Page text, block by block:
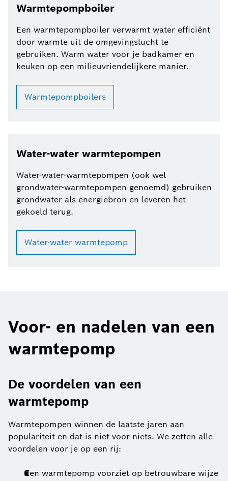
Warmtepompboiler
Een warmtepompboiler verwarmt water efficiënt
door warmte uit de omgevingslucht te
gebruiken. Warm water voor je badkamer en
keuken op een milieuvriendelijkere manier.
Warmtepompboilers
Water-water warmtepompen
Water-water-warmtepompen (ook wel
grondwater-warmtepompen genoemd) gebruiken
grondwater als energiebron en leveren het
gekoeld terug.
Water-water warmtepomp
Voor- en nadelen van een
warmtepomp
De voordelen van een
warmtepomp
Warmtepompen winnen de laatste jaren aan
populariteit en dat is niet voor niets. We zetten alle
voordelen voor je op een rij:
Een warmtepomp voorziet op betrouwbare wijze